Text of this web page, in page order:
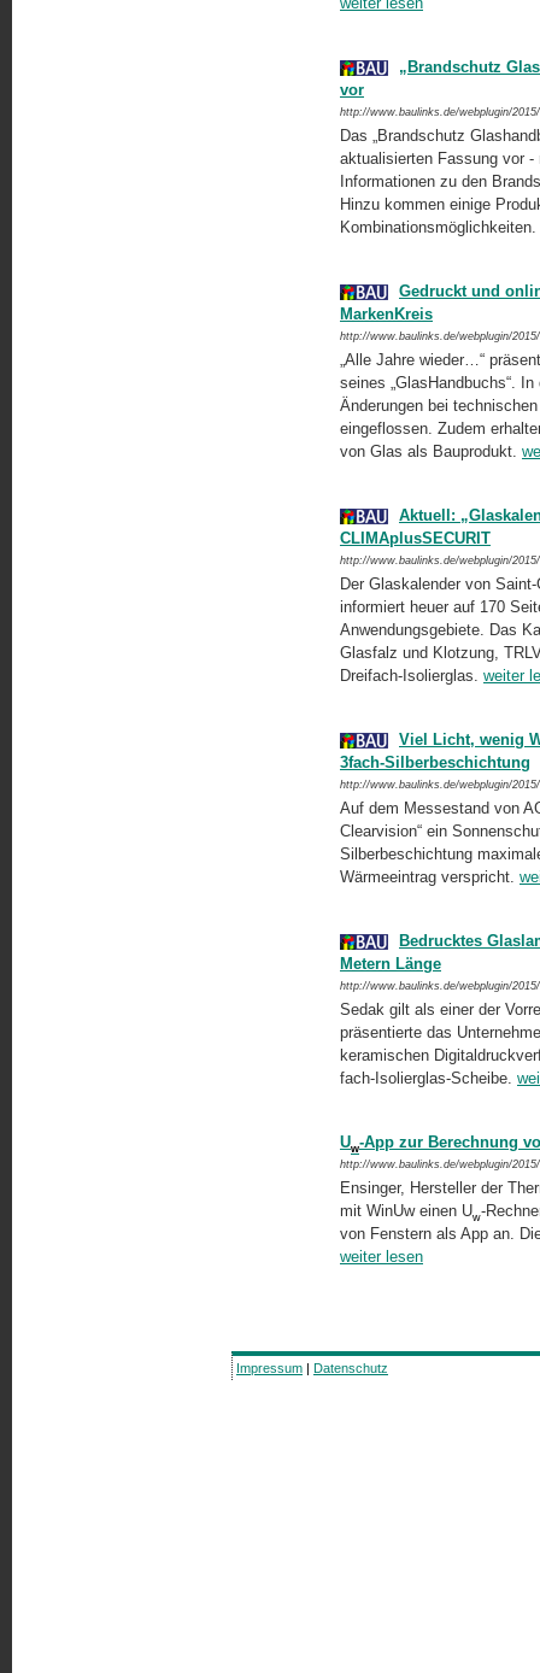
„Brandschutz
vor
http://www.baulinks.de/webplugin/
Das „Brandschutz
aktualisierten Fassung vor
Informationen zu den
Hinzu kommen einige
Kombinationsmöglichkeiten.
Gedruckt und
MarkenKreis
http://www.baulinks.de/webplugin/
„Alle Jahre wieder…“
seines „GlasHandbuchs“.
Änderungen bei
eingeflossen. Zudem
von Glas als Bauprodukt.
Aktuell:
CLIMAplusSECURIT
http://www.baulinks.de/webplugin/
Der Glaskalender von
informiert heuer auf 170
Anwendungsgebiete. Das
Glasfalz und Klotzung,
Dreifach-Isolierglas. weiter
Viel Licht, wenig
3fach-Silberbeschichtung
http://www.baulinks.de/webplugin/
Auf dem Messestand von
Clearvision“ ein
Silberbeschich­tung
Wärmeeintrag verspricht.
Bedrucktes
Metern Länge
http://www.baulinks.de/webplugin/
Sedak gilt als einer der
präsentierte das
keramischen
fach-Isolierglas-Scheibe.
Uw-App zur Berechnung
http://www.baulinks.de/webplugin/
Ensinger, Hersteller der
mit WinUw ei­nen Uw-
von Fenstern als App an.
weiter lesen
Impressum | Datenschutz